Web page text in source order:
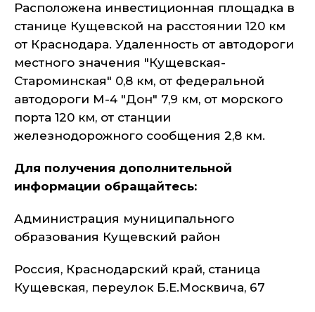
Расположена инвестиционная площадка в
станице Кущевской на расстоянии 120 км
от Краснодара. Удаленность от автодороги
местного значения "Кущевская-
Староминская" 0,8 км, от федеральной
автодороги М-4 "Дон" 7,9 км, от морского
порта 120 км, от станции
железнодорожного сообщения 2,8 км.
Для получения дополнительной
информации обращайтесь:
Администрация муниципального
образования Кущевский район
Россия, Краснодарский край, станица
Кущевская, переулок Б.Е.Москвича, 67